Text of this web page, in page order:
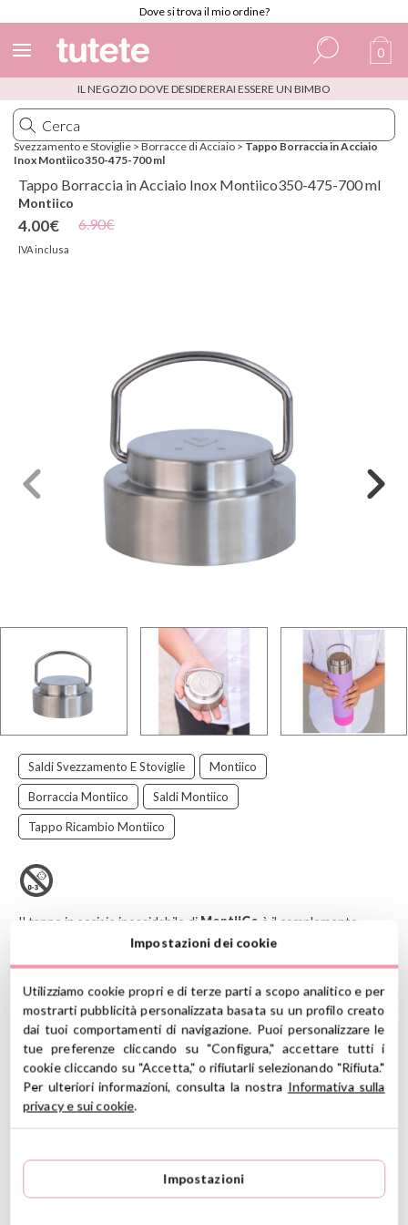
Dove si trova il mio ordine?
Spagnolo
Italiano
Inglese
Portoghese
Francese
0
IL NEGOZIO DOVE DESIDERERAI ESSERE UN BIMBO
Svezzamento e Stoviglie > Borracce di Acciaio > Tappo Borraccia in Acciaio
Inox Montiico350-475-700 ml
Tappo Borraccia in Acciaio Inox Montiico350-475-700 ml
Montiico
4.00€
IVA inclusa
6.90€
Saldi Svezzamento E Stoviglie Montiico
Borraccia Montiico Saldi Montiico
Tappo Ricambio Montiico
Il tappo in acciaio inossidabile di MontiiCo è il complemento
perfetto per le bottiglie del marchio, offrendo un'alternativa priva
Realizzato interamente in acciaio inossidabile 304 di alta qualità,
incorpora una guarnizione in silicone rimovibile che facilita la
pulizia e garantisce un uso più igienico, evitando il contatto dei
liquidi con la plastica. Il suo design ermetico aiuta a prevenire le
fuoriuscite, consentendo di trasportare le bevande in sicurezza in
zaini, borse o durante le attività quotidiane.
CARATTERISTICHE
trovare QUI
Materiale: acciaio inossidabile 304 con guarnizione in silicone
senza BPA
Impostazioni dei cookie
Utilizziamo cookie propri e di terze parti a scopo analitico e per
mostrarti pubblicità personalizzata basata su un profilo creato
dai tuoi comportamenti di navigazione. Puoi personalizzare le
tue preferenze cliccando su "Configura," accettare tutti i
cookie cliccando su "Accetta," o rifiutarli selezionando "Rifiuta."
Per ulteriori informazioni, consulta la nostra Informativa sulla
privacy e sui cookie.
Impostazioni